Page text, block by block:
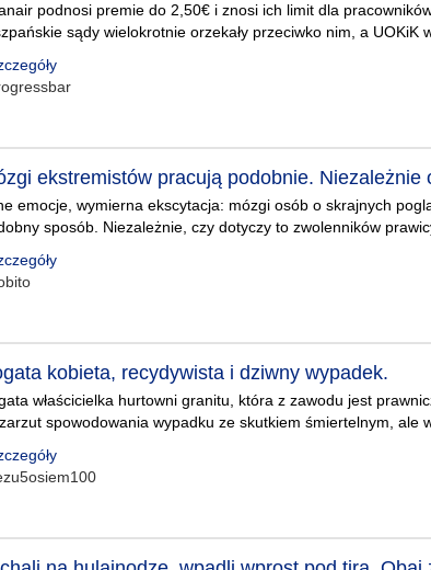
podnosi premie do 2,50€ i znosi ich limit dla
sądy wielokrotnie orzekały przeciwko nim, a UOKiK
ekstremistów pracują podobnie. Niezależnie
emocje, wymierna ekscytacja: mózgi osób o skrajnych
sposób. Niezależnie, czy dotyczy to zwolenników
kobieta, recydywista i dziwny wypadek.
właścicielka hurtowni granitu, która z zawodu jest
spowodowania wypadku ze skutkiem śmiertelnym, ale